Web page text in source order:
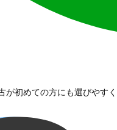
が初めての方にも選びやす